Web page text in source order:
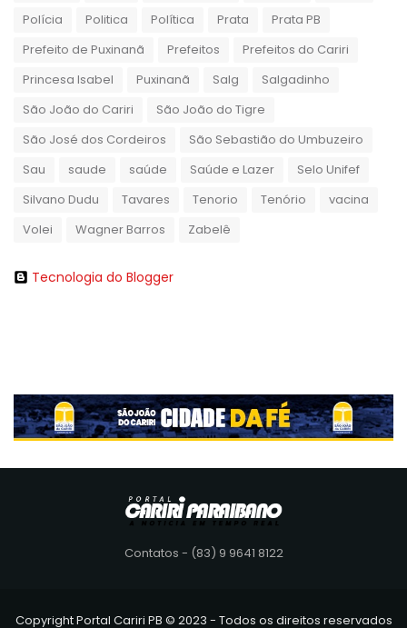
Polícia
Politica Política Prata
Prata PB
Prefeito de Puxinanã
Prefeitos
Prefeitos do Cariri
Princesa Isabel
Puxinanã Salg
Salgadinho
São João do Cariri
São João do Tigre
São José dos Cordeiros
São Sebastião do Umbuzeiro
Sau
saude saúde Saúde e Lazer
Selo Unifef
Silvano Dudu
Tavares Tenorio Tenório
vacina
Volei
Wagner Barros Zabelê
Tecnologia do Blogger
Contatos - (83) 9 9641 8122
Copyright Portal Cariri PB © 2023 - Todos os direitos reservados